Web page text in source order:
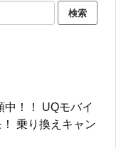
中！！ UQモバイ
乗り換えキャン